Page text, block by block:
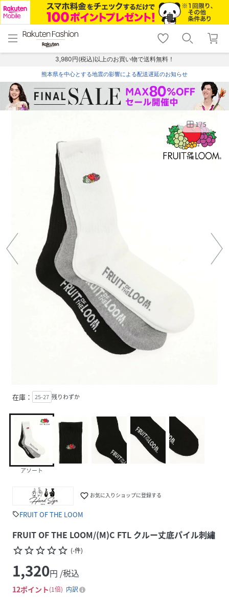
menu home
トップ
shopping_cart lock_outline
ログイン
3,980円(税込)以上のお買い物で送料無料！
熊本県を中心とする地震の影響による配送遅延のお知らせ
1/5
在庫： 25-27 残りわずか
アソート
favorite_border お気に入りショップに登録する
sellFRUIT OF THE LOOM
FRUIT OF THE LOOM/(M)C FTL クルー丈底パイル刺繡
star_borderstar_borderstar_borderstar_borderstar_border (-件)
1,320円 /税込
12ポイント 1倍
内訳